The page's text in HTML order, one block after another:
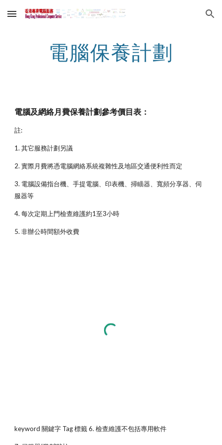
Skip to main content Skip to navigation
電腦保養計劃
電腦及網絡月費保養計劃參考價目表：
註:
1. 其它服務計劃另議
2. 實際月費將憑電腦網絡系統複雜性及地區交通便利性而定
3. 電腦設備指台機、手提電腦、印表機、掃瞄器、寬頻分享器、伺
服器等
4. 每次定期上門檢查維護約1至3小時
5. 非辦公時間額外收費
keyword 關鍵字 Tag 標籤 6. 檢查維護不包括專用軟件